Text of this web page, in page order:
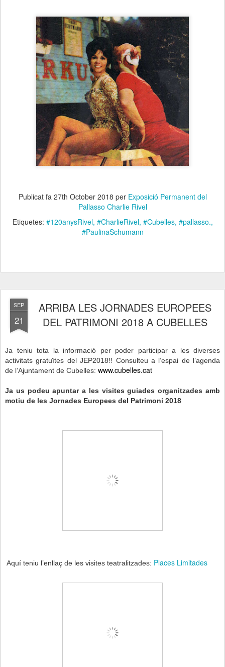
Publicat fa 27th October 2018 per Exposició Permanent del
Pallasso Charlie Rivel
Etiquetes: #120anysRivel #CharlieRivel #Cubelles #pallasso.
#PaulinaSchumann
SEP
21
ARRIBA LES JORNADES EUROPEES
DEL PATRIMONI 2018 A CUBELLES
Ja teniu tota la informació per poder participar a les diverses
activitats gratuïtes del JEP2018!! Consulteu a l’espai de l’agenda
de l’Ajuntament de Cubelles: www.cubelles.cat
Ja us podeu apuntar a les visites guiades organitzades amb
motiu de les Jornades Europees del Patrimoni 2018
Aquí teniu l’enllaç de les visites teatralitzades: Places Limitades